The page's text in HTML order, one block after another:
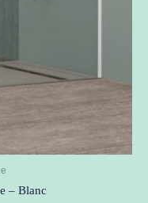
– Blanc